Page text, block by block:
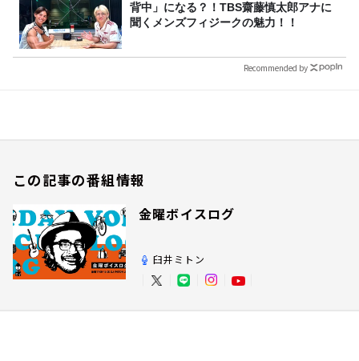
背中」になる？！TBS齋藤慎太郎アナに
聞くメンズフィジークの魅力！！
Recommended by
この記事の番組情報
金曜ボイスログ
臼井ミトン